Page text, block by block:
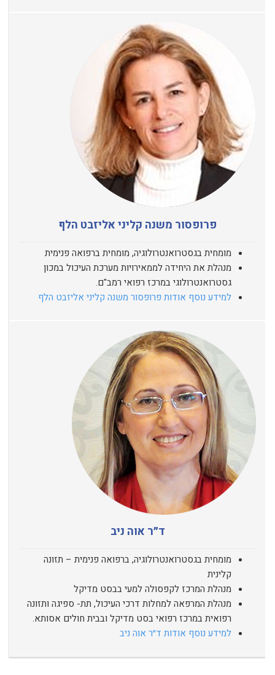
פרופסור משנה קליני אליזבט הלף
מומחית בגסטרואנטרולוגיה, מומחית ברפואה פנימית
מנהלת את היחידה לממאירויות מערכת העיכול במכון
גסטרואנטרולוגי במרכז רפואי רמב"ם.
למידע נוסף אודות פרופסור משנה קליני אליזבט הלף
ד״ר אוה ניב
מומחית בגסטרואנטרולוגיה, ברפואה פנימית – תזונה
קלינית
מנהלת המרכז לקפסולה למעי בבסט מדיקל
מנהלת המרפאה למחלות דרכי העיכול, תת- ספיגה ותזונה
רפואית במרכז רפואי בסט מדיקל ובבית חולים אסותא.
למידע נוסף אודות ד״ר אוה ניב